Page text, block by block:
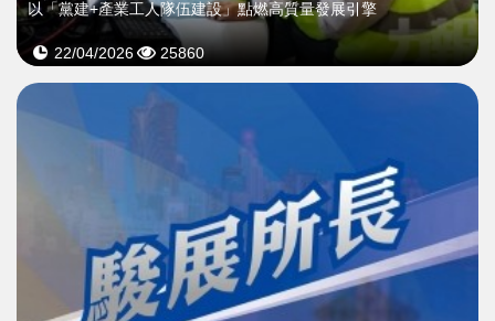
以「黨建+產業工人隊伍建設」點燃高質量發展引擎
22/04/2026 25860